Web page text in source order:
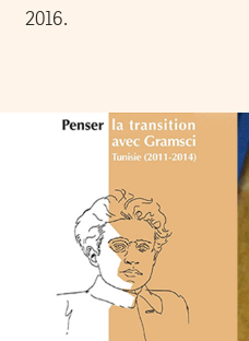
2016.